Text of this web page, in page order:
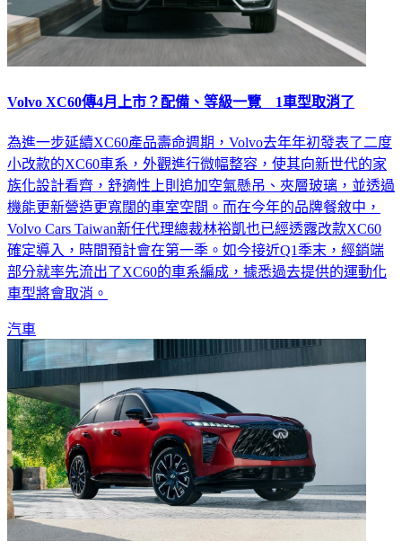
Volvo XC60傳4月上市？配備、等級一覽 1車型取消了
為進一步延續XC60產品壽命週期，Volvo去年年初發表了二度
小改款的XC60車系，外觀進行微幅整容，使其向新世代的家
族化設計看齊，舒適性上則追加空氣懸吊、夾層玻璃，並透過
機能更新營造更寬闊的車室空間。而在今年的品牌餐敘中，
Volvo Cars Taiwan新任代理總裁林裕凱也已經透露改款XC60
確定導入，時間預計會在第一季。如今接近Q1季末，經銷端
部分就率先流出了XC60的車系編成，據悉過去提供的運動化
車型將會取消。
汽車